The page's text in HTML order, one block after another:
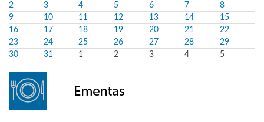
2
3 4 5 6 7
8
9
10 11 12 13 14
15
16
17 18 19 20 21
22
23
24 25 26 27 28
29
30
31 1 2 3 4 5